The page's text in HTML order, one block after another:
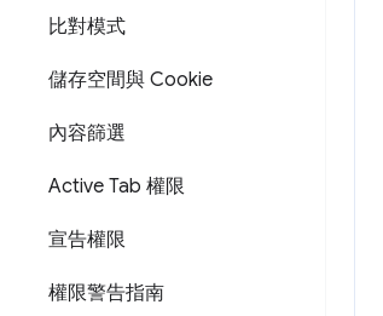
比對模式
儲存空間與 Cookie
內容篩選
Active Tab 權限
宣告權限
權限警告指南